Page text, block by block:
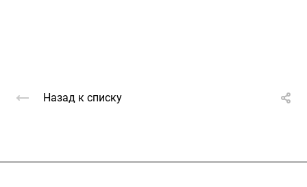
Назад к списку